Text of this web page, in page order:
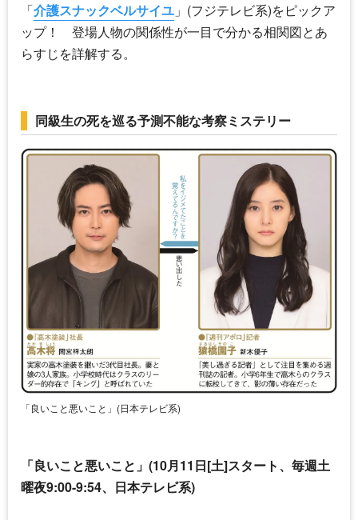
「介護スナックベルサイユ 」(フジテレビ系)をピックア
ップ！ 登場人物の関係性が一目で分かる相関図とあ
らすじを詳解する。
同級生の死を巡る予測不能な考察ミステリー
「良いこと悪いこと」(日本テレビ系)
「良いこと悪いこと 」(10月11日[土]スタート、毎週土
曜夜9:00-9:54、日本テレビ系)